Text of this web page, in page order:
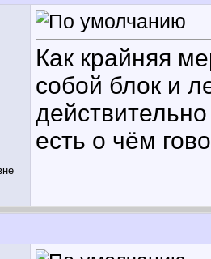
Как крайняя
собой блок и
есть о чём